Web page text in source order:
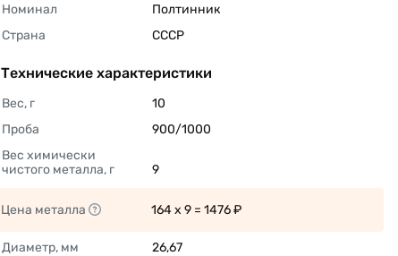
Номинал
Полтинник
Страна
СССР
Технические характеристики
Вес, г
10
Проба
900/1000
Вес химически
чистого металла, г
9
Цена металла 164 x 9 = 1476 ₽
Диаметр, мм
26,67